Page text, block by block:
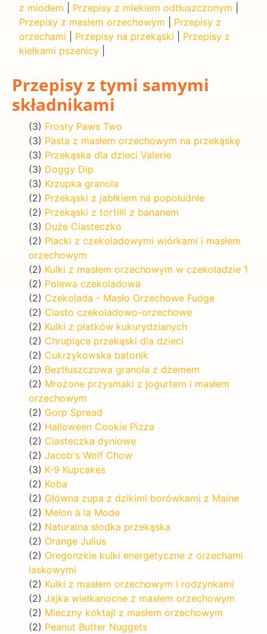
z miodem
Przepisy z mlekiem odtłuszczonym
Przepisy z masłem orzechowym
Przepisy z
orzechami
Przepisy na przekąski
Przepisy z
kiełkami pszenicy
Przepisy z tymi samymi
składnikami
(3) Frosty Paws Two
(3) Pasta z masłem orzechowym na przekąskę
(3) Przekąska dla dzieci Valerie
(3) Doggy Dip
(3) Krzupka granola
(2) Przekąski z jabłkiem na popołudnie
(2) Przekąski z tortilli z bananem
(3) Duże Ciasteczko
(2) Placki z czekoladowymi wiórkami i masłem
orzechowym
(2) Kulki z masłem orzechowym w czekoladzie 1
(2) Polewa czekoladowa
(2) Czekolada - Masło Orzechowe Fudge
(2) Ciasto czekoladowo-orzechowe
(2) Kulki z płatków kukurydzianych
(2) Chrupiące przekąski dla dzieci
(2) Cukrzykowska batonik
(2) Beztłuszczowa granola z dżemem
(2) Mrożone przysmaki z jogurtem i masłem
orzechowym
(2) Gorp Spread
(2) Halloween Cookie Pizza
(2) Ciasteczka dyniowe
(2) Jacob's Wolf Chow
(3) K-9 Kupcakes
(2) Koba
(2) Główna zupa z dzikimi borówkami z Maine
(2) Melon à la Mode
(2) Naturalna słodka przekąska
(2) Orange Julius
(2) Oregonzkie kulki energetyczne z orzechami
laskowymi
(2) Kulki z masłem orzechowym i rodzynkami
(2) Jajka wielkanocne z masłem orzechowym
(2) Mleczny koktajl z masłem orzechowym
(2) Peanut Butter Nuggets